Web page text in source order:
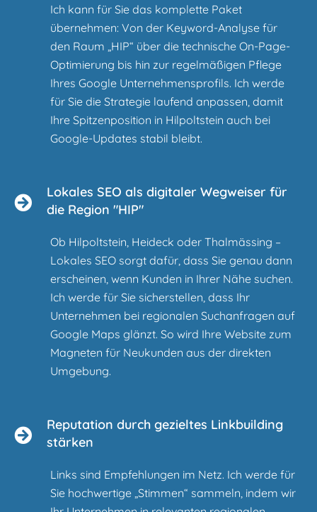
Ich kann für Sie das komplette Paket
übernehmen: Von der Keyword-Analyse für
den Raum „HIP“ über die technische On-Page-
Optimierung bis hin zur regelmäßigen Pflege
Ihres Google Unternehmensprofils. Ich werde
für Sie die Strategie laufend anpassen, damit
Ihre Spitzenposition in Hilpoltstein auch bei
Google-Updates stabil bleibt.
Lokales SEO als digitaler Wegweiser für
die Region "HIP"
Ob Hilpoltstein, Heideck oder Thalmässing –
Lokales SEO sorgt dafür, dass Sie genau dann
erscheinen, wenn Kunden in Ihrer Nähe suchen.
Ich werde für Sie sicherstellen, dass Ihr
Unternehmen bei regionalen Suchanfragen auf
Google Maps glänzt. So wird Ihre Website zum
Magneten für Neukunden aus der direkten
Umgebung.
Reputation durch gezieltes Linkbuilding
stärken
Links sind Empfehlungen im Netz. Ich werde für
Sie hochwertige „Stimmen“ sammeln, indem wir